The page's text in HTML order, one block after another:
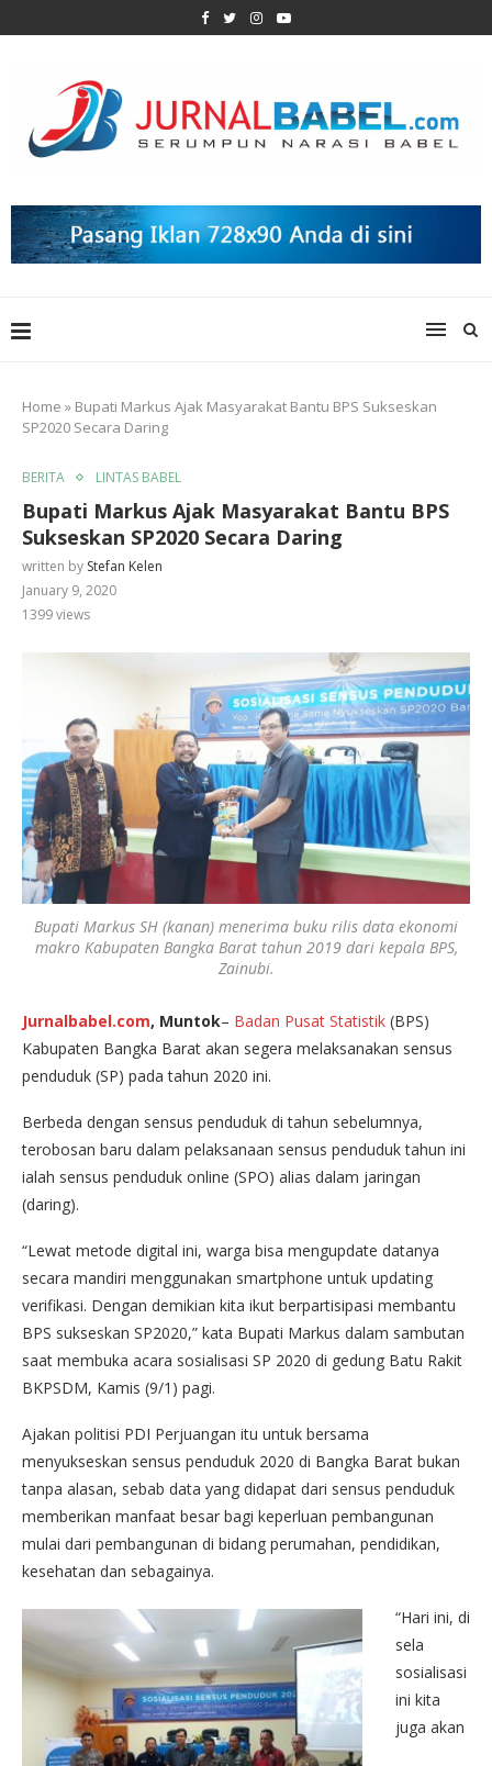
Home » Bupati Markus Ajak Masyarakat Bantu BPS Sukseskan
SP2020 Secara Daring
BERITA LINTAS BABEL
Bupati Markus Ajak Masyarakat Bantu BPS
Sukseskan SP2020 Secara Daring
written by Stefan Kelen
January 9, 2020
1399views
Bupati Markus SH (kanan) menerima buku rilis data ekonomi
makro Kabupaten Bangka Barat tahun 2019 dari kepala BPS,
Zainubi.
Jurnalbabel.com, Muntok– Badan Pusat Statistik (BPS)
Kabupaten Bangka Barat akan segera melaksanakan sensus
penduduk (SP) pada tahun 2020 ini.
Berbeda dengan sensus penduduk di tahun sebelumnya,
terobosan baru dalam pelaksanaan sensus penduduk tahun ini
ialah sensus penduduk online (SPO) alias dalam jaringan
(daring).
“Lewat metode digital ini, warga bisa mengupdate datanya
secara mandiri menggunakan smartphone untuk updating
verifikasi. Dengan demikian kita ikut berpartisipasi membantu
BPS sukseskan SP2020,” kata Bupati Markus dalam sambutan
saat membuka acara sosialisasi SP 2020 di gedung Batu Rakit
BKPSDM, Kamis (9/1) pagi.
Ajakan politisi PDI Perjuangan itu untuk bersama
menyukseskan sensus penduduk 2020 di Bangka Barat bukan
tanpa alasan, sebab data yang didapat dari sensus penduduk
memberikan manfaat besar bagi keperluan pembangunan
mulai dari pembangunan di bidang perumahan, pendidikan,
kesehatan dan sebagainya.
“Hari ini, di
sela
sosialisasi
ini kita
juga akan